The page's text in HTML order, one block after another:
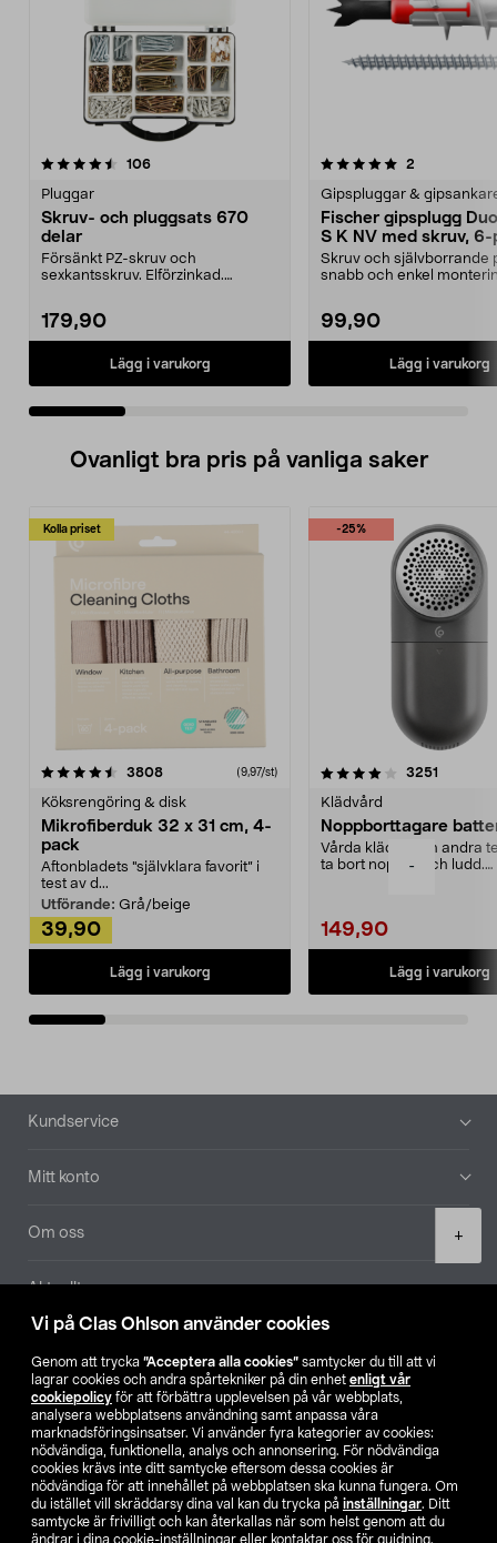
Vi på Clas Ohlson använder cookies
Genom att trycka ”Acceptera alla cookies” samtycker du till att vi
lagrar cookies och andra spårtekniker på din enhet enligt vår
cookiepolicy för att förbättra upplevelsen på vår webbplats,
analysera webbplatsens användning samt anpassa våra
marknadsföringsinsatser. Vi använder fyra kategorier av cookies:
nödvändiga, funktionella, analys och annonsering. För nödvändiga
cookies krävs inte ditt samtycke eftersom dessa cookies är
nödvändiga för att innehållet på webbplatsen ska kunna fungera. Om
du istället vill skräddarsy dina val kan du trycka på inställningar. Ditt
samtycke är frivilligt och kan återkallas när som helst genom att du
ändrar i dina cookie-inställningar eller kontaktar oss för guidning.
-
+
106recensioner
Pluggar
Skruv- och pluggsats 670
delar
Försänkt PZ-skruv och
sexkantsskruv. Elförzinkad.
179,90
Lägg i varukorg
5.0 av 5 stjärnor 2
Gipspluggar &
Fischer gipsplugg
S K NV med skruv, 6-
Skruv och självborrande
snabb och enkel
99,90
Lägg i varukorg
4.5 av 5 stjärnor
Ovanligt bra pris på vanliga saker
Kolla priset
3808recensioner (9,97/st)
Köksrengöring & disk
Mikrofiberduk 32 x 31 cm, 4-
pack
Aftonbladets "självklara favorit” i
test av d...
Utförande: Grå/beige
39,90
Lägg i varukorg
-25%
4.0av 5 stjärnor 3251
Klädvård
Noppborttagare
Vårda kläder och andra
ta bort noppor och ludd.
149,90
Lägg i varukorg
4.5av 5 stjärnor
Sidfot
Kundservice
Mitt konto
Om oss
Aktuellt
Hitta butik
SE NO FI